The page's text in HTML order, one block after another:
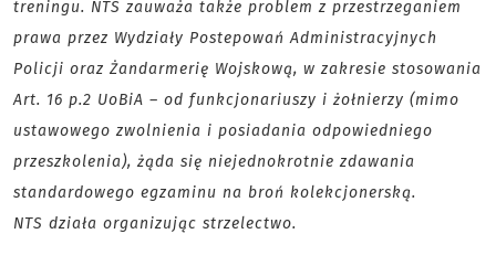
treningu. NTS zauważa także problem z przestrzeganiem
prawa przez Wydziały Postepowań Administracyjnych
Policji oraz Żandarmerię Wojskową, w zakresie stosowania
Art. 16 p.2 UoBiA – od funkcjonariuszy i żołnierzy (mimo
ustawowego zwolnienia i posiadania odpowiedniego
przeszkolenia), żąda się niejednokrotnie zdawania
standardowego egzaminu na broń kolekcjonerską.
NTS działa organizując strzelectwo.